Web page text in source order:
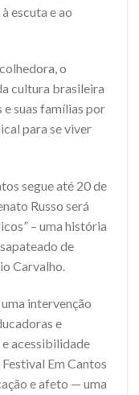
escuta e ao
o
cultura brasileira
e suas famílias por
para se viver
segue até 20 de
Russo será
– uma história
de
Carvalho.
intervenção
e
acessibilidade
Em Cantos
e afeto — uma